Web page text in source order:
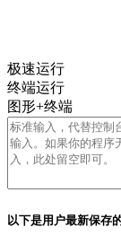
极速运行
终端运行
图形+终端
以下是用户最新保存